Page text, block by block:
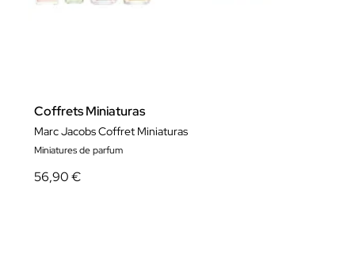
Coffrets Miniaturas
Marc Jacobs Coffret Miniaturas
Miniatures de parfum
56,90 €